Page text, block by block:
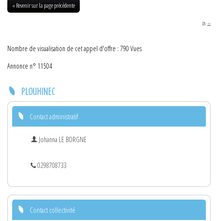
« Revenir sur la page précédente
PDF
Nombre de visualisation de cet appel d'offre : 790 Vues
Annonce n° 11504
PLOUHINEC
Contact administratif
Johanna LE BORGNE
0298708733
Contact collectivité